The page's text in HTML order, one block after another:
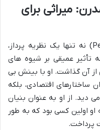
میراثی برای
پیتر فردیناند دروکر (Peter F. Drucker) نه تنها یک نظریه پرداز،
تأثیر عمیقی بر شیوه های
آن گذاشت. او با بینش بی
ساختارهای اقتصادی، بلکه
دید. از او به عنوان بنیان
اولین کسی بود که به طور
پرداخت.